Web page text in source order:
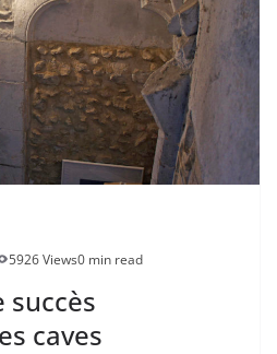
5926 Views0 min read
succès
caves